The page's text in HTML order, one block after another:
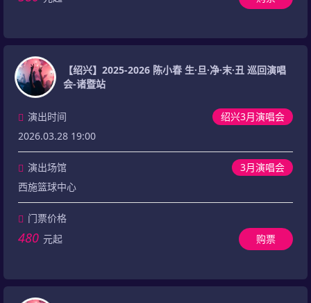
【绍兴】2025-2026 陈小春 生·旦·净·末·丑 巡回演唱
会-诸暨站
绍兴3月演唱会
演出时间
2026.03.28 19:00
3月演唱会
演出场馆
西施篮球中心
门票价格
480 元起 购票